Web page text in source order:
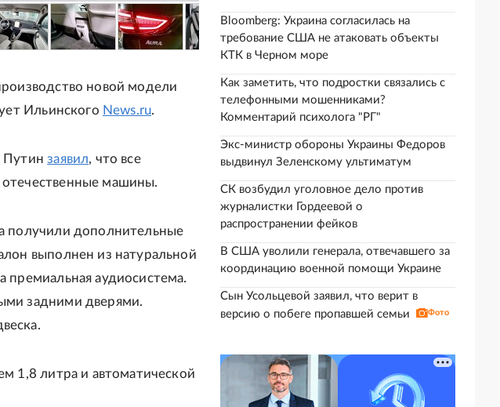
новой модели
Ильинского News.ru.
Путинзаявил, что все
машины.
получили дополнительные
выполнен из натуральной
премиальная аудиосистема.
задними дверями.
1,8 литра и автоматической
Bloomberg: Украина согласилась на
требование США не атаковать объекты
КТК в Черном море
Как заметить, что подростки связались с
телефонными мошенниками?
Комментарий психолога "РГ"
Экс-министр обороны Украины Федоров
выдвинул Зеленскому ультиматум
СК возбудил уголовное дело против
журналистки Гордеевой о
распространении фейков
В США уволили генерала, отвечавшего за
координацию военной помощи Украине
Сын Усольцевой заявил, что верит в
версию о побеге пропавшей семьи
Фото